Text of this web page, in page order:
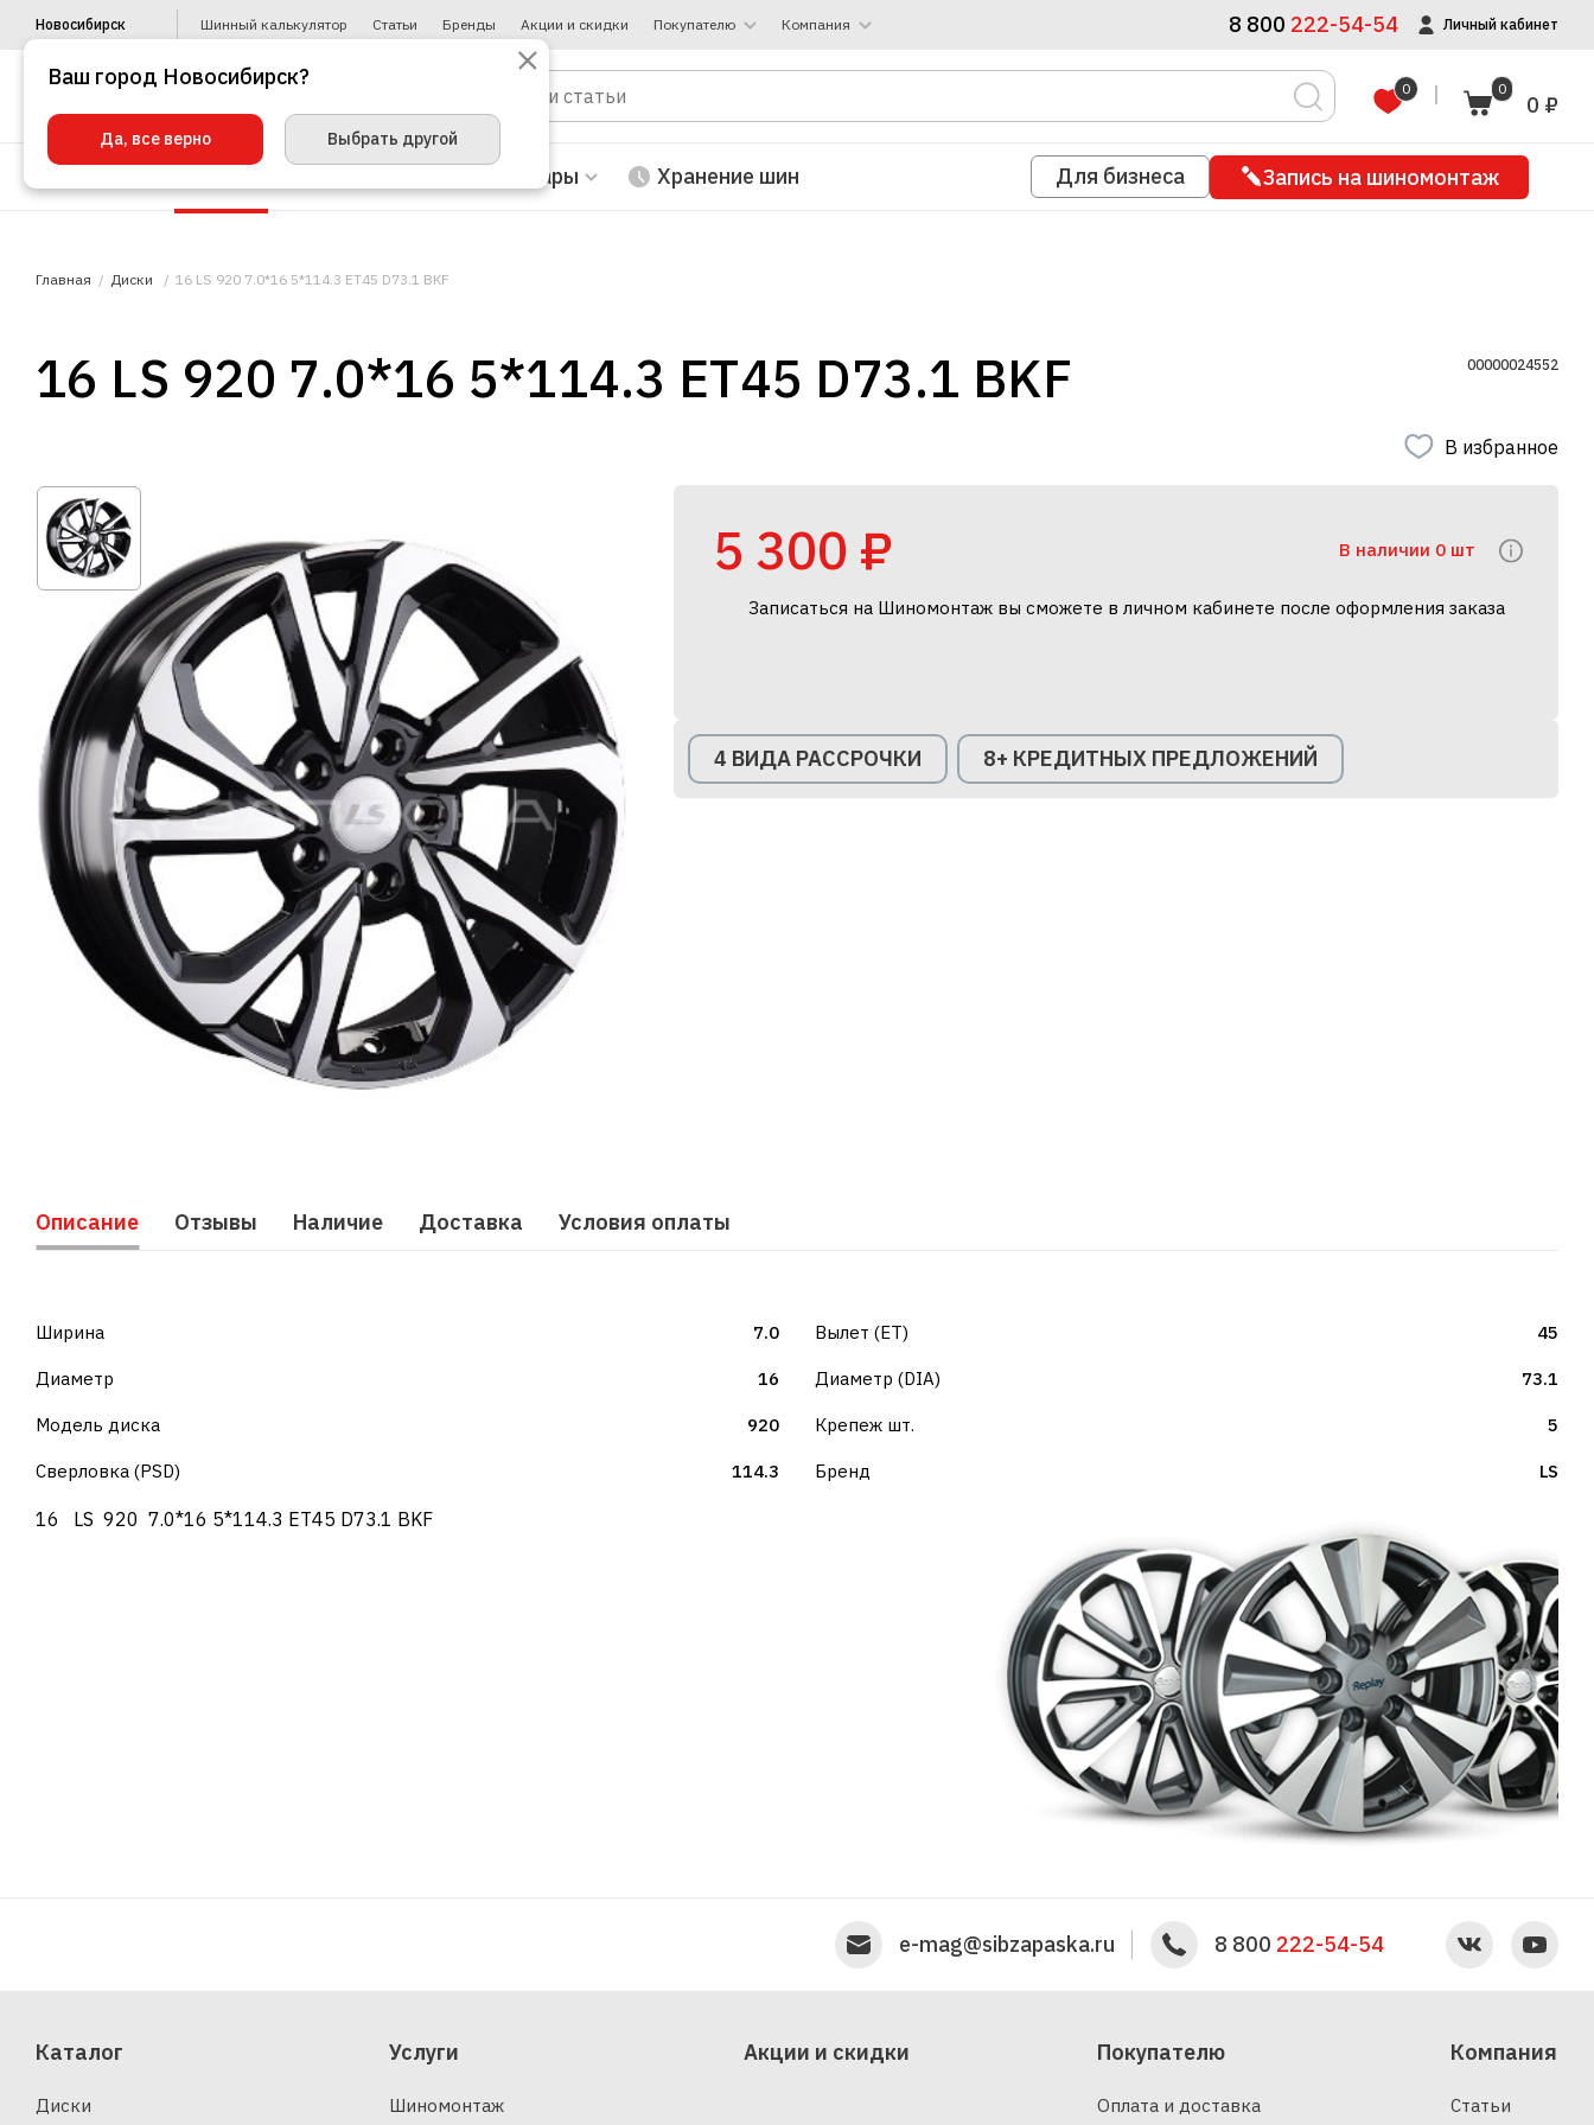
Новосибирск Шинный калькулятор Статьи Бренды Акции и скидки Покупателю Компания 8 800 222-54-54 Личный кабинет
0 0
0 ₽
Автотовары Хранение шин Для бизнеса Запись на шиномонтаж
Главная Диски 16 LS 920 7.0*16 5*114.3 ET45 D73.1 BKF
16 LS 920 7.0*16 5*114.3 ET45 D73.1 BKF 00000024552
В избранное
5 300 ₽ В наличии 0 шт
Записаться на Шиномонтаж вы сможете в личном кабинете после оформления заказа
4 ВИДА РАССРОЧКИ 8+ КРЕДИТНЫХ ПРЕДЛОЖЕНИЙ
Описание Отзывы Наличие Доставка Условия оплаты
Ширина 7.0
Диаметр 16
Модель диска 920
Сверловка (PSD) 114.3
Вылет (ET) 45
Диаметр (DIA) 73.1
Крепеж шт. 5
Бренд LS
16 LS 920 7.0*16 5*114.3 ET45 D73.1 BKF
e-mag@sibzapaska.ru 8 800 222-54-54
Каталог
Диски
Услуги
Шиномонтаж
Акции и скидки Покупателю
Оплата и доставка
Компания
Статьи
Ваш город Новосибирск?
Да, все верно Выбрать другой